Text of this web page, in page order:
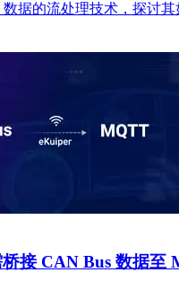
据的流处理技术，探讨
接 CAN Bus 数据至